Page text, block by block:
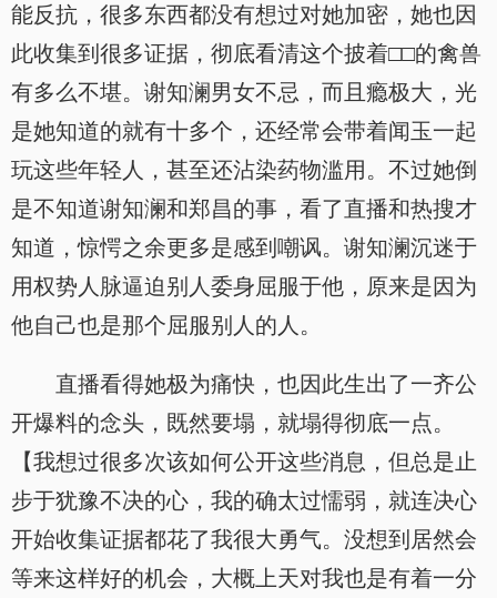
能反抗，很多东西都没有想过对她加密，她也因
此收集到很多证据，彻底看清这个披着□□的禽兽
有多么不堪。谢知澜男女不忌，而且瘾极大，光
是她知道的就有十多个，还经常会带着闻玉一起
玩这些年轻人，甚至还沾染药物滥用。不过她倒
是不知道谢知澜和郑昌的事，看了直播和热搜才
知道，惊愕之余更多是感到嘲讽。谢知澜沉迷于
用权势人脉逼迫别人委身屈服于他，原来是因为
他自己也是那个屈服别人的人。
直播看得她极为痛快，也因此生出了一齐公
开爆料的念头，既然要塌，就塌得彻底一点。
【我想过很多次该如何公开这些消息，但总是止
步于犹豫不决的心，我的确太过懦弱，就连决心
开始收集证据都花了我很大勇气。没想到居然会
等来这样好的机会，大概上天对我也是有着一分